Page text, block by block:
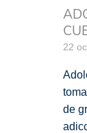
22
de